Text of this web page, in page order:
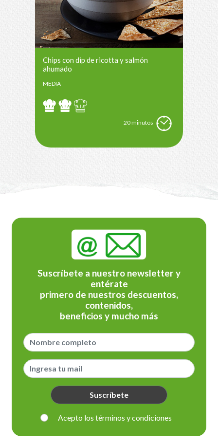
Chips con dip de ricotta y salmón
ahumado
MEDIA
20 minutos
Suscríbete a nuestro newsletter y
entérate
primero de nuestros descuentos,
contenidos,
beneficios y mucho más
Suscríbete
Acepto los términos y condiciones